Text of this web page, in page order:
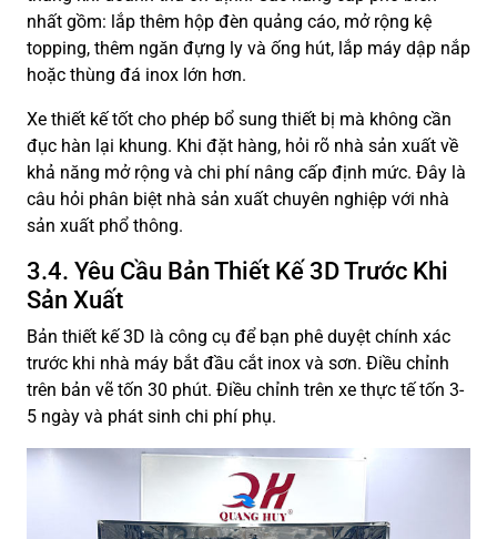
nhất gồm: lắp thêm hộp đèn quảng cáo, mở rộng kệ
topping, thêm ngăn đựng ly và ống hút, lắp máy dập nắp
hoặc thùng đá inox lớn hơn.
Xe thiết kế tốt cho phép bổ sung thiết bị mà không cần
đục hàn lại khung. Khi đặt hàng, hỏi rõ nhà sản xuất về
khả năng mở rộng và chi phí nâng cấp định mức. Đây là
câu hỏi phân biệt nhà sản xuất chuyên nghiệp với nhà
sản xuất phổ thông.
3.4. Yêu Cầu Bản Thiết Kế 3D Trước Khi
Sản Xuất
Bản thiết kế 3D là công cụ để bạn phê duyệt chính xác
trước khi nhà máy bắt đầu cắt inox và sơn. Điều chỉnh
trên bản vẽ tốn 30 phút. Điều chỉnh trên xe thực tế tốn 3-
5 ngày và phát sinh chi phí phụ.